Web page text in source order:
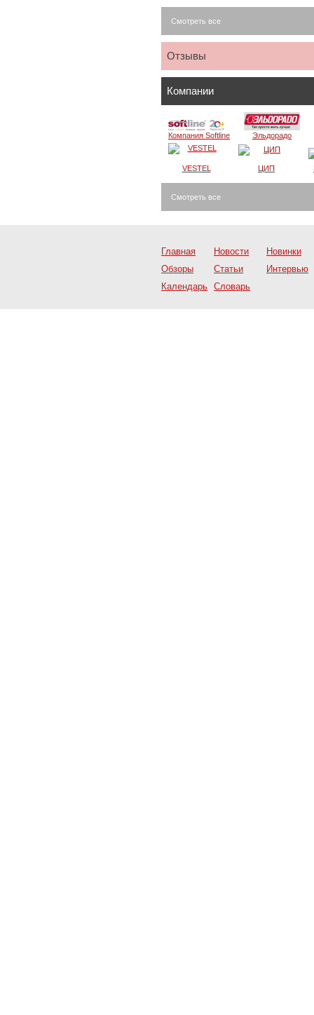
Смотреть все
Отзывы
Компании
Компания Softline Эльдорадо
VESTEL ЦИП
Смотреть все
Главная Новости
Новинки
Обзоры
Статьи
Интервью
Календарь Словарь